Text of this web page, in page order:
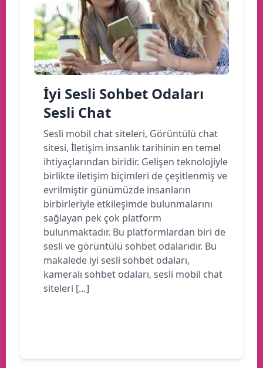
İyi Sesli Sohbet Odaları
Sesli Chat
Sesli mobil chat siteleri, Görüntülü chat
sitesi, İletişim insanlık tarihinin en temel
ihtiyaçlarından biridir. Gelişen teknolojiyle
birlikte iletişim biçimleri de çeşitlenmiş ve
evrilmiştir günümüzde insanların
birbirleriyle etkileşimde bulunmalarını
sağlayan pek çok platform
bulunmaktadır. Bu platformlardan biri de
sesli ve görüntülü sohbet odalarıdır. Bu
makalede iyi sesli sohbet odaları,
kameralı sohbet odaları, sesli mobil chat
siteleri […]